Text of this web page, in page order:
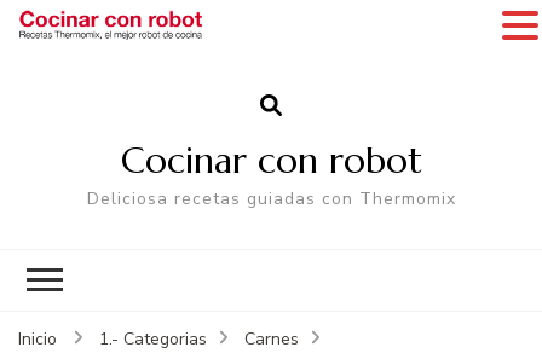
Cocinar con robot
Deliciosa recetas guiadas con Thermomix
Inicio 1.- Categorias
Carnes